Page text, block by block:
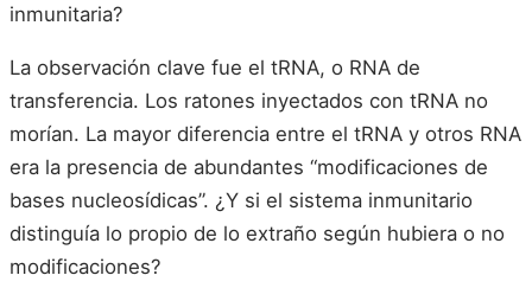
inmunitaria?
La observación clave fue el tRNA, o RNA de
transferencia. Los ratones inyectados con tRNA no
morían. La mayor diferencia entre el tRNA y otros RNA
era la presencia de abundantes “modificaciones de
bases nucleosídicas”. ¿Y si el sistema inmunitario
distinguía lo propio de lo extraño según hubiera o no
modificaciones?